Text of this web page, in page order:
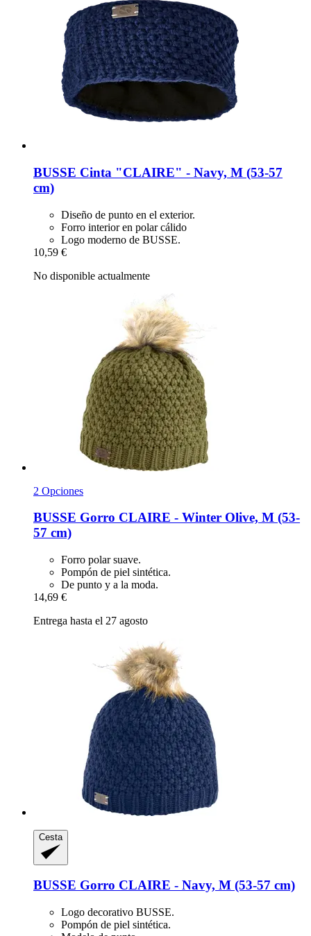
BUSSE Cinta "CLAIRE" -​ Navy, M (53-​57
cm)
Diseño de punto en el exterior.
Forro interior en polar cálido
Logo moderno de BUSSE.
10,59 €
No disponible actualmente
2 Opciones
BUSSE Gorro CLAIRE -​ Winter Olive, M (53-​
57 cm)
Forro polar suave.
Pompón de piel sintética.
De punto y a la moda.
14,69 €
Entrega hasta el 27 agosto
Cesta
BUSSE Gorro CLAIRE -​ Navy, M (53-​57 cm)
Logo decorativo BUSSE.
Pompón de piel sintética.